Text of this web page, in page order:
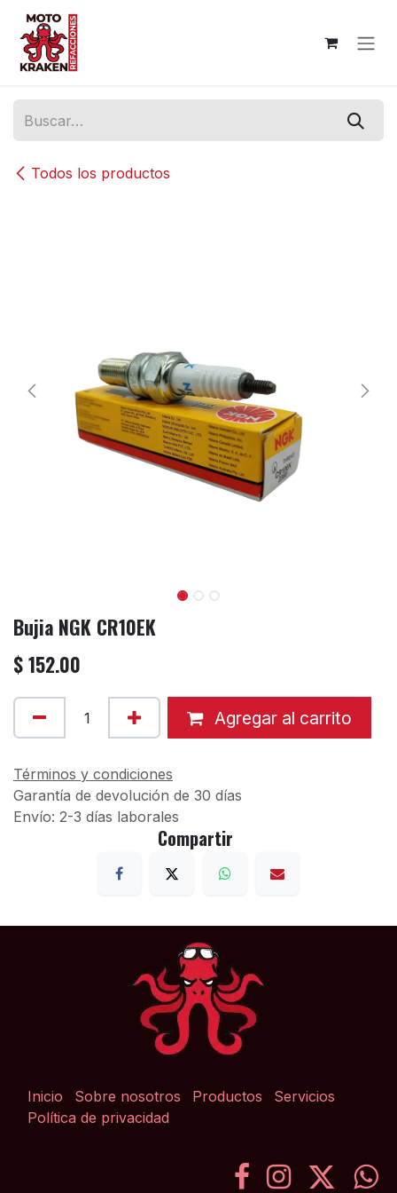
Ir al contenido
Todos los productos
Bujia NGK CR10EK
$152.00
Agregar al carrito
Términos y condiciones
Garantía de devolución de 30 días
Envío: 2-3 días laborales
Compartir
Inicio Sobre nosotros Productos
Servicios
Política de privacidad